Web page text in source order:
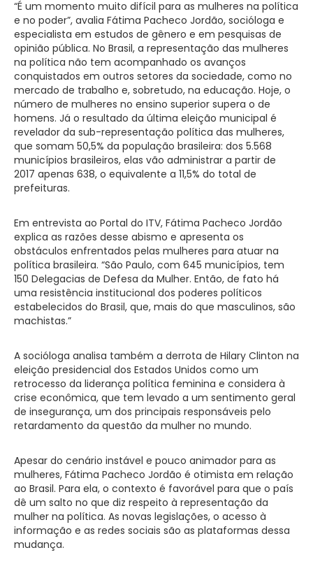
“É um momento muito difícil para as mulheres na política
e no poder”, avalia Fátima Pacheco Jordão, socióloga e
especialista em estudos de gênero e em pesquisas de
opinião pública. No Brasil, a representação das mulheres
na política não tem acompanhado os avanços
conquistados em outros setores da sociedade, como no
mercado de trabalho e, sobretudo, na educação. Hoje, o
número de mulheres no ensino superior supera o de
homens. Já o resultado da última eleição municipal é
revelador da sub-representação política das mulheres,
que somam 50,5% da população brasileira: dos 5.568
municípios brasileiros, elas vão administrar a partir de
2017 apenas 638, o equivalente a 11,5% do total de
prefeituras.
Em entrevista ao Portal do ITV, Fátima Pacheco Jordão
explica as razões desse abismo e apresenta os
obstáculos enfrentados pelas mulheres para atuar na
política brasileira. “São Paulo, com 645 municípios, tem
150 Delegacias de Defesa da Mulher. Então, de fato há
uma resistência institucional dos poderes políticos
estabelecidos do Brasil, que, mais do que masculinos, são
machistas.”
A socióloga analisa também a derrota de Hilary Clinton na
eleição presidencial dos Estados Unidos como um
retrocesso da liderança política feminina e considera à
crise econômica, que tem levado a um sentimento geral
de insegurança, um dos principais responsáveis pelo
retardamento da questão da mulher no mundo.
Apesar do cenário instável e pouco animador para as
mulheres, Fátima Pacheco Jordão é otimista em relação
ao Brasil. Para ela, o contexto é favorável para que o país
dê um salto no que diz respeito à representação da
mulher na política. As novas legislações, o acesso à
informação e as redes sociais são as plataformas dessa
mudança.